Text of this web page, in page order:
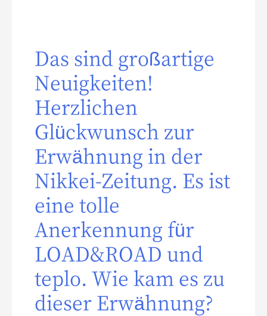
Das sind großartige
Neuigkeiten!
Herzlichen
Glückwunsch zur
Erwähnung in der
Nikkei-Zeitung. Es ist
eine tolle
Anerkennung für
LOAD&ROAD und
teplo. Wie kam es zu
dieser Erwähnung?